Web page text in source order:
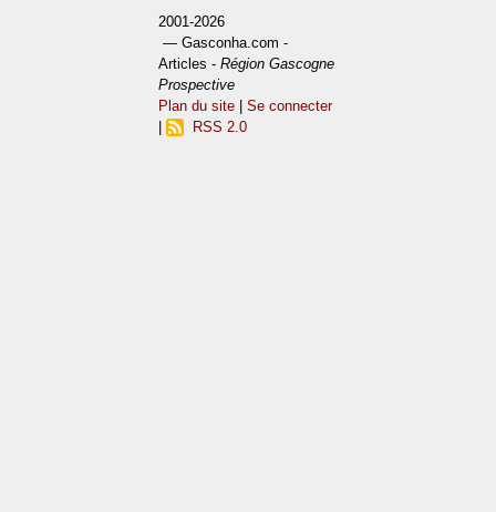
2001-2026
— Gasconha.com -
Articles -Région Gascogne
Prospective
Plan du site |Se connecter
RSS 2.0